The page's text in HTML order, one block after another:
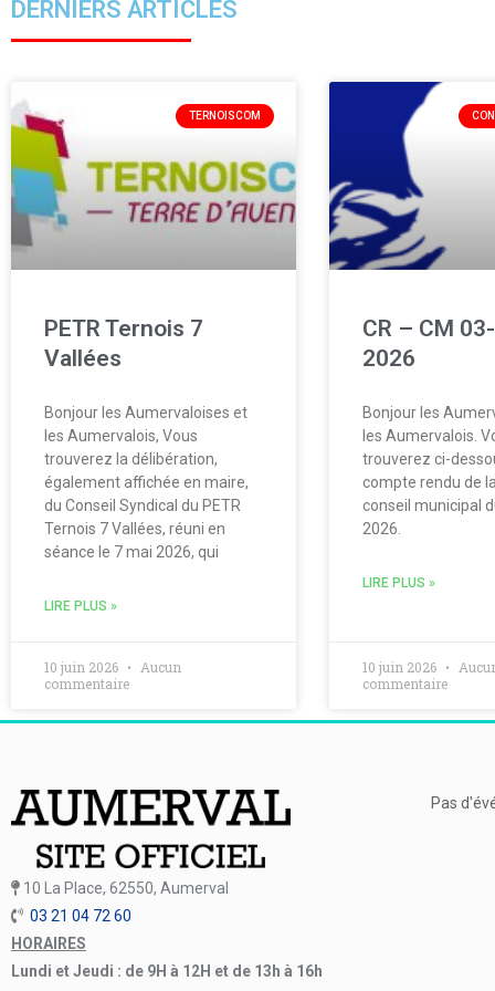
DERNIERS ARTICLES
TERNOISCOM
PETR Ternois 7
Vallées
Bonjour les Aumervaloises et
les Aumervalois, Vous
trouverez la délibération,
également affichée en maire,
du Conseil Syndical du PETR
Ternois 7 Vallées, réuni en
séance le 7 mai 2026, qui
LIRE PLUS »
10 juin 2026
Aucun
commentaire
CR – CM
2026
Bonjour les
les Aumervalois.
trouverez ci-
compte rendu de
conseil municipal
2026.
LIRE PLUS »
10 juin 2026
commentaire
10 La Place, 62550, Aumerval
03 21 04 72 60
HORAIRES
Lundi et Jeudi : de 9H à 12H et de 13h à 16h
Pas